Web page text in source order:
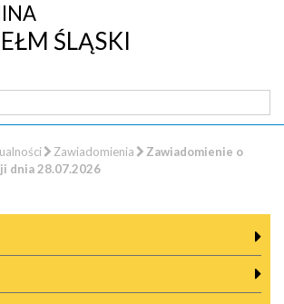
ŚLĄSKI
Zawiadomienia
Zawiadomienie o
dnia 28.07.2026